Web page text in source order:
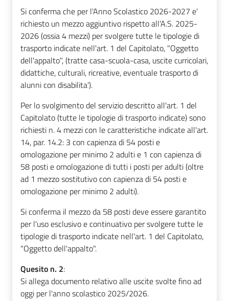
Si conferma che per l'Anno Scolastico 2026-2027 e'
richiesto un mezzo aggiuntivo rispetto all'A.S. 2025-
2026 (ossia 4 mezzi) per svolgere tutte le tipologie di
trasporto indicate nell'art. 1 del Capitolato, "Oggetto
dell'appalto", (tratte casa-scuola-casa, uscite curricolari,
didattiche, culturali, ricreative, eventuale trasporto di
alunni con disabilita').
Per lo svolgimento del servizio descritto all'art. 1 del
Capitolato (tutte le tipologie di trasporto indicate) sono
richiesti n. 4 mezzi con le caratteristiche indicate all'art.
14, par. 14.2: 3 con capienza di 54 posti e
omologazione per minimo 2 adulti e 1 con capienza di
58 posti e omologazione di tutti i posti per adulti (oltre
ad 1 mezzo sostitutivo con capienza di 54 posti e
omologazione per minimo 2 adulti).
Si conferma il mezzo da 58 posti deve essere garantito
per l'uso esclusivo e continuativo per svolgere tutte le
tipologie di trasporto indicate nell'art. 1 del Capitolato,
"Oggetto dell'appalto".
Quesito n. 2:
Si allega documento relativo alle uscite svolte fino ad
oggi per l'anno scolastico 2025/2026.